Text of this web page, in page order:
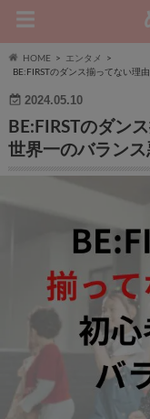
HOME
エンタメ
BE:FIRSTのダンス揃ってない理
2024.05.10
BE:FIRSTのダン
世界一のバランス